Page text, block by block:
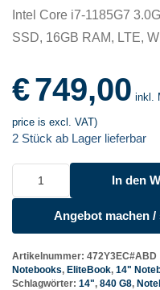
Intel Core i7-1185G7
SSD, 16GB RAM, LTE,
€749,00 inkl.
price is excl. VAT)
2 Stück ab Lager lieferbar
EliteBook
840
In den
Angebot machen /
Artikelnummer: 472Y3EC#ABD
Notebooks, EliteBook, 14"
Schlagwörter: 14", 840 G8,